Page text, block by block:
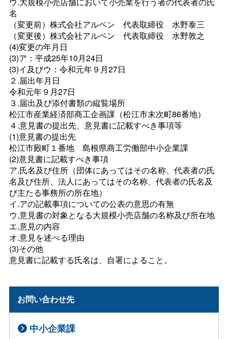
名
（変更前）株式会社アルペン 代表取締役 水野泰三
（変更後）株式会社アルペン 代表取締役 水野敦之
(4)変更の年月日
(3)ア：平成25年10月24日
(3)イ及びウ：令和元年９月27日
２.届出年月日
令和元年９月27日
３.届出及び添付書類の縦覧場所
松江市産業経済部商工企画課（松江市末次町86番地）
４.意見書の提出先、意見書に記載すべき事項等
(1)意見書の提出先
松江市殿町１番地 島根県商工労働部中小企業課
(2)意見書に記載すべき事項
ア.氏名及び住所（団体にあってはその名称、代表者の氏
名及び住所、法人にあってはその名称、代表者の氏名及
び主たる事務所の所在地）
イ.アの記載事項についての公表の意思の有無
ウ.意見書の対象となる大規模小売店舗の名称及び所在地
エ.意見の内容
オ.意見を述べる理由
(3)その他
意見書に記載する氏名は、自署によること。
お問い合わせ先
中小企業課